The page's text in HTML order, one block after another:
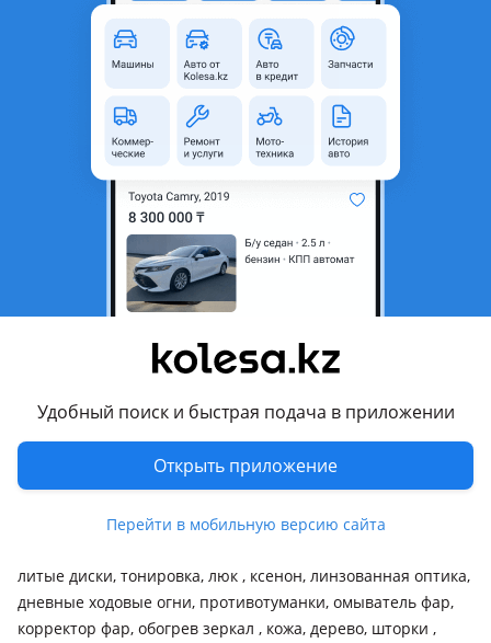
Удобный поиск и быстрая подача в приложении
Открыть приложение
Перейти в мобильную версию сайта
Объявление находится в архиве и может быть
Шымкент, Туркестанская
1999 - 2002 W210/S210
Седан
Объем двигателя, л
342 742 км
Автомат
Привод
Задний привод
Руль
Слева
Цвет
белый
Растаможен в Казахстане
литые диски, тонировка, люк , ксенон, линзованная оптика,
дневные ходовые огни, противотуманки, омыватель фар,
корректор фар, обогрев зеркал , кожа, дерево, шторки ,